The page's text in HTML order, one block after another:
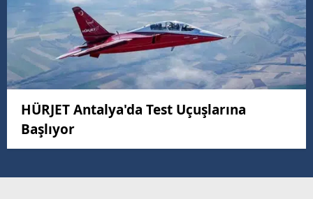
HÜRJET Antalya'da Test Uçuşlarına
Başlıyor